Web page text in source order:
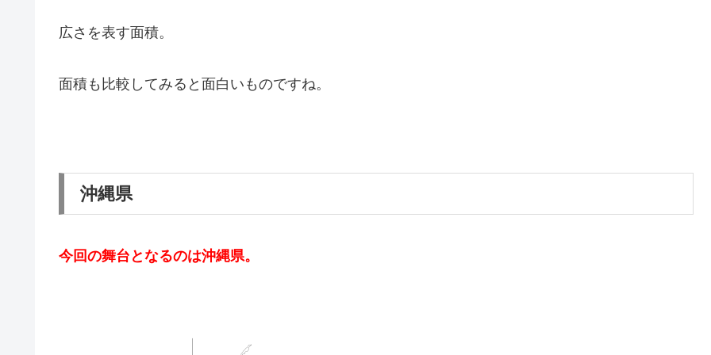
広さを表す面積。
面積も比較してみると面白いものですね。
沖縄県
今回の舞台となるのは沖縄県。